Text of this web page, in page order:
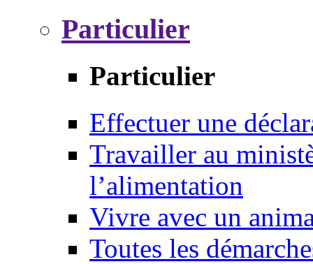
Particulier
Particulier
Effectuer une
Travailler au
l’alimentation
Vivre avec un
Toutes les